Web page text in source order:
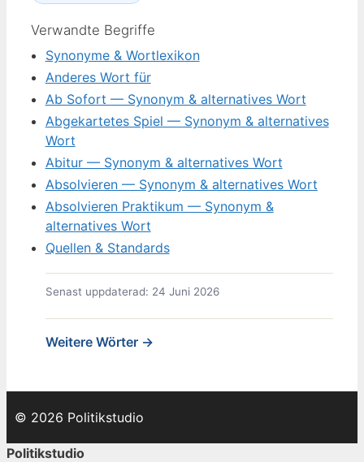
Verwandte Begriffe
Synonyme & Wortlexikon
Anderes Wort für
Ab Sofort — Synonym & alternatives Wort
Abgekartetes Spiel — Synonym & alternatives
Wort
Abitur — Synonym & alternatives Wort
Absolvieren — Synonym & alternatives Wort
Absolvieren Praktikum — Synonym &
alternatives Wort
Quellen & Standards
Senast uppdaterad: 24 Juni 2026
Weitere Wörter →
© 2026 Politikstudio
Politikstudio